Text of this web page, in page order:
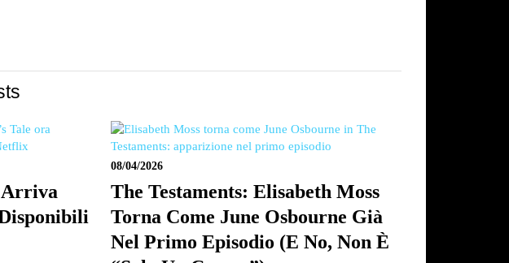
Arriva
08/04/2026
The Testaments: Elisabeth Moss
Torna Come June Osbourne Già
Nel Primo Episodio (e No, Non È